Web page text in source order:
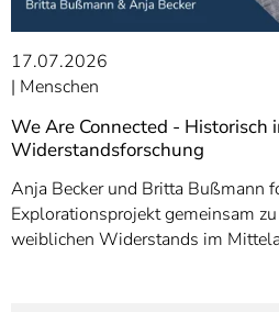
17.07.2026
Menschen
We Are Connected - Historisch
Widerstandsforschung
Anja Becker und Britta Bußmann
Explorationsprojekt gemeinsam
weiblichen Widerstands im